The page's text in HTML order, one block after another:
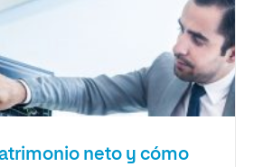
neto y cómo